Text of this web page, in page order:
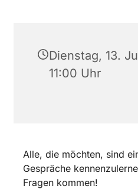
Dienstag, 13.
11:00 Uhr
Alle, die möchten, sind
Gespräche
Fragen kommen!